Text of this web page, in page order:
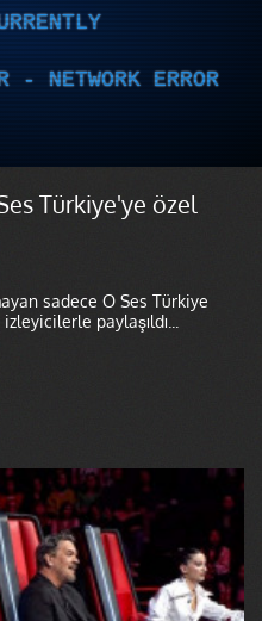
- NETWORK ERROR
Türkiye'ye özel
sadece O Ses Türkiye
paylaşıldı...